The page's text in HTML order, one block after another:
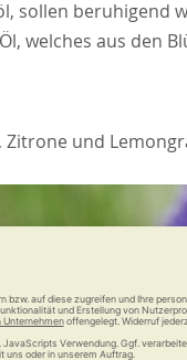
sollen beruhigend
welches aus den
und